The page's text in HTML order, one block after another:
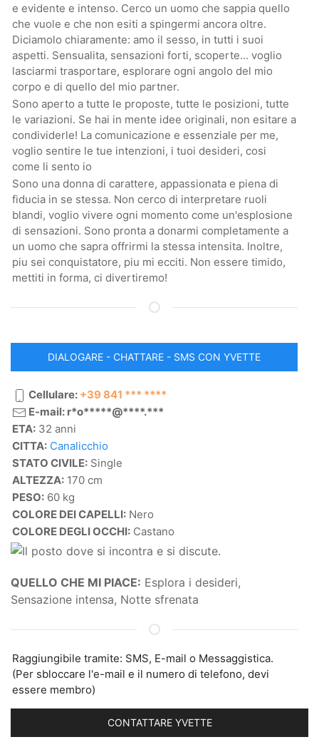
e evidente e intenso. Cerco un uomo che sappia quello
che vuole e che non esiti a spingermi ancora oltre.
Diciamolo chiaramente: amo il sesso, in tutti i suoi
aspetti. Sensualita, sensazioni forti, scoperte... voglio
lasciarmi trasportare, esplorare ogni angolo del mio
corpo e di quello del mio partner.
Sono aperto a tutte le proposte, tutte le posizioni, tutte
le variazioni. Se hai in mente idee originali, non esitare a
condividerle! La comunicazione e essenziale per me,
voglio sentire le tue intenzioni, i tuoi desideri, cosi
come li sento io
Sono una donna di carattere, appassionata e piena di
fiducia in se stessa. Non cerco di interpretare ruoli
blandi, voglio vivere ogni momento come un'esplosione
di sensazioni. Sono pronta a donarmi completamente a
un uomo che sapra offrirmi la stessa intensita. Inoltre,
piu sei conquistatore, piu mi ecciti. Non essere timido,
mettiti in forma, ci divertiremo!
DIALOGARE - CHATTARE - SMS CON YVETTE
Cellulare: +39 841 *** ****
E-mail: r*o*****@****.***
ETA: 32 anni
CITTA: Canalicchio
STATO CIVILE: Single
ALTEZZA: 170 cm
PESO: 60 kg
COLORE DEI CAPELLI: Nero
COLORE DEGLI OCCHI: Castano
QUELLO CHE MI PIACE: Esplora i desideri,
Sensazione intensa, Notte sfrenata
Raggiungibile tramite: SMS, E-mail o Messaggistica.
(Per sbloccare l'e-mail e il numero di telefono, devi
essere membro)
CONTATTARE YVETTE